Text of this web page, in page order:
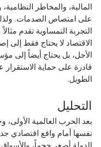
المالية، والمخاطر
على امتصاص الصدمات.
التجربة النمساوية تقدم
الاقتصاد لا يحتاج فقط إلى
الأجل، بل يحتاج أيضاً إلى
قادرة على حماية الاستقرار
الطويل.
التحليل
بعد الحرب العالمية الأولى،
نفسها أمام واقع اقتصادي